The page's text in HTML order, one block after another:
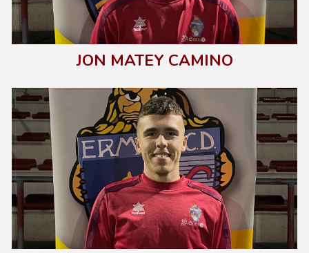
JON MATEY CAMINO